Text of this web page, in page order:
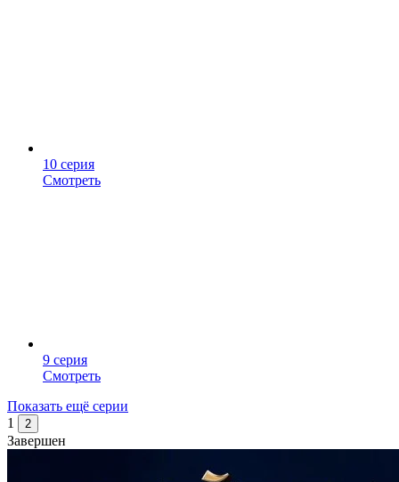
10 серия
Смотреть
9 серия
Смотреть
Показать ещё серии
1
2
Завершен